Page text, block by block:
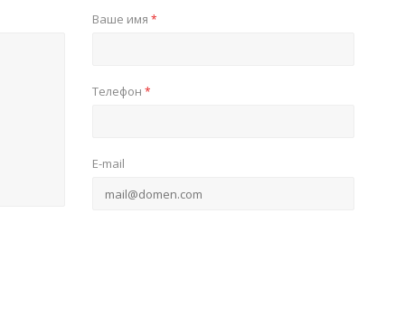
Ваше имя *
Телефон *
E-mail